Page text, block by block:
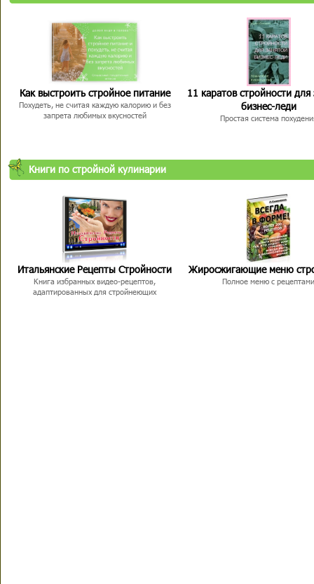
Как выстроить стройное питание
Похудеть, не считая каждую калорию и без
запрета любимых вкусностей
11 каратов стройности для
бизнес-леди
Простая система
Книги по стройной кулинарии
Итальянские Рецепты Стройности
Книга избранных видео-рецептов,
адаптированных для стройнеющих
Жиросжигающие меню
Полное меню с рецептами